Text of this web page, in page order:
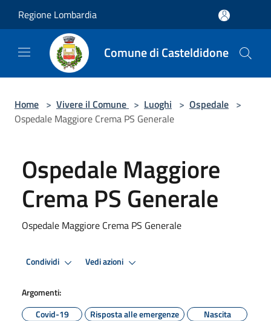
Regione Lombardia
Comune di Casteldidone
Home > Vivere il Comune > Luoghi > Ospedale >
Ospedale Maggiore Crema PS Generale
Ospedale Maggiore
Crema PS Generale
Ospedale Maggiore Crema PS Generale
Condividi Vedi azioni
Argomenti:
Covid-19
Risposta alle emergenze
Nascita